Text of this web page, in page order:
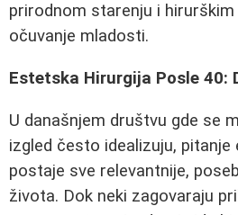
prirodnom starenju i
očuvanje mladosti.
Estetska Hirurgija Posle 40:
U današnjem društvu gde se
izgled često idealizuju,
postaje sve relevantnije,
života. Dok neki zagovaraju